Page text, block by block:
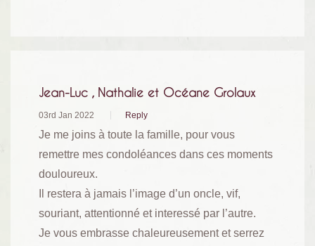
Jean-Luc , Nathalie et Océane Grolaux
03rd Jan 2022 Reply
Je me joins à toute la famille, pour vous
remettre mes condoléances dans ces moments
douloureux.
Il restera à jamais l’image d’un oncle, vif,
souriant, attentionné et interessé par l’autre.
Je vous embrasse chaleureusement et serrez